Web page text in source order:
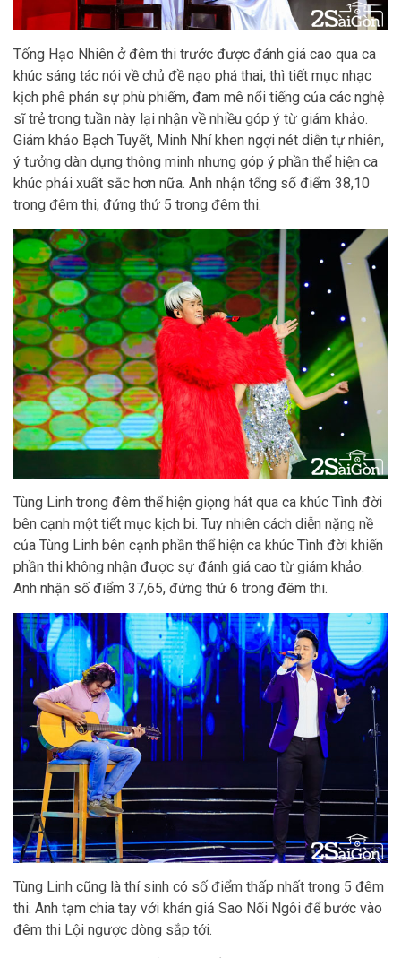
Tống Hạo Nhiên ở đêm thi trước được đánh giá cao qua ca
khúc sáng tác nói về chủ đề nạo phá thai, thì tiết mục nhạc
kịch phê phán sự phù phiếm, đam mê nổi tiếng của các nghệ
sĩ trẻ trong tuần này lại nhận về nhiều góp ý từ giám khảo.
Giám khảo Bạch Tuyết, Minh Nhí khen ngợi nét diễn tự nhiên,
ý tưởng dàn dựng thông minh nhưng góp ý phần thể hiện ca
khúc phải xuất sắc hơn nữa. Anh nhận tổng số điểm 38,10
trong đêm thi, đứng thứ 5 trong đêm thi.
Tùng Linh trong đêm thể hiện giọng hát qua ca khúc Tình đời
bên cạnh một tiết mục kịch bi. Tuy nhiên cách diễn nặng nề
của Tùng Linh bên cạnh phần thể hiện ca khúc Tình đời khiến
phần thi không nhận được sự đánh giá cao từ giám khảo.
Anh nhận số điểm 37,65, đứng thứ 6 trong đêm thi.
Tùng Linh cũng là thí sinh có số điểm thấp nhất trong 5 đêm
thi. Anh tạm chia tay với khán giả Sao Nối Ngôi để bước vào
đêm thi Lội ngược dòng sắp tới.